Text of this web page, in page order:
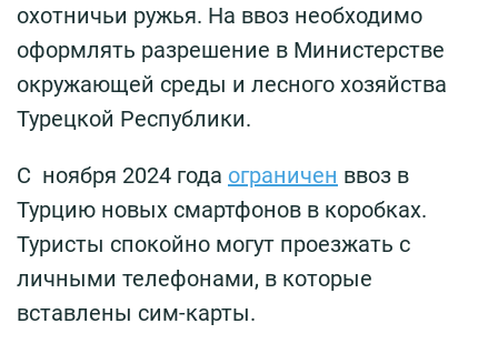
охотничьи ружья. На ввоз необходимо
оформлять разрешение в Министерстве
окружающей среды и лесного хозяйства
Турецкой Республики.
С ноября 2024 года ограничен ввоз в
Турцию новых смартфонов в коробках.
Туристы спокойно могут проезжать с
личными телефонами, в которые
вставлены сим-карты.